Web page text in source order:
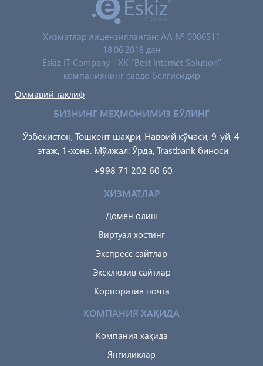
Хизматлар лицензияланган: AA № 0006511
18.06.2018 дан
Eskiz IT Company - XK "Best Internet Solution"
компаниянинг савдо белгисидир
Оммавий таклиф
БИЗНИНГ МЕҲМОНИМИЗ БЎЛИНГ
Ўзбекистон, Тошкент шаҳри, Навоий кўчаси, 9-уй, 4-
этаж, 1-хона. Мўлжал: Ўрда, Trastbank биноси
+998 71 202 60 60
ХИЗМАТЛАР
Домен олиш
Виртуал хостинг
Экспресс сайтлар
Эксклюзив сайтлар
Корпоратив почта
КОМПАНИЯ ХАҚИДА
Компания хақида
Янгиликлар